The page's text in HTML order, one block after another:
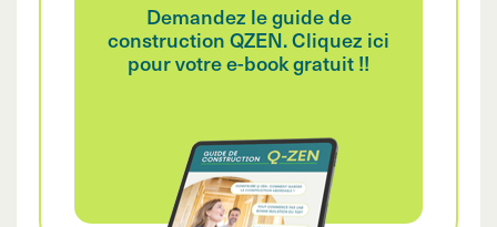
Demandez le guide de
construction QZEN. Cliquez ici
pour votre e-book gratuit !!